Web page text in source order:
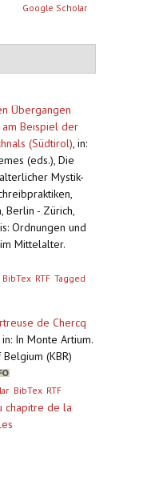
Google Scholar
Übergangen
am Beispiel der
(Südtirol), in:
(eds.), Die
Mystik-
Berlin - Zürich,
Ordnungen und
Mittelalter.
BibTex RTF Tagged
de Chercq
in: In Monte Artium.
(KBR)
BibTex RTF
chapitre de la